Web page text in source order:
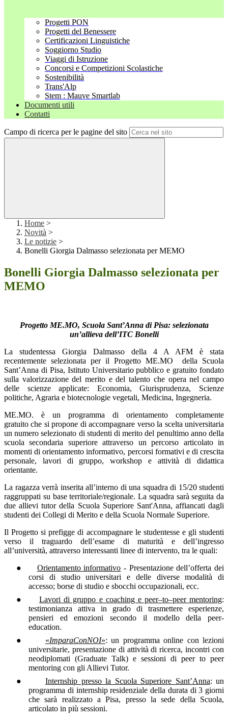
Progetti PON
Progetti del Benessere
Certificazioni Linguistiche
Soggiorno Studio
Viaggi di Istruzione
Concorsi e Competizioni Scolastiche
Sostenibilità
Trans'Alp
Stem : Mauve Smartlab
Documenti utili
Contatti
Campo di ricerca per le pagine del sito
Home >
Novità >
Le notizie >
Bonelli Giorgia Dalmasso selezionata per MEMO
Bonelli Giorgia Dalmasso selezionata per
MEMO
Progetto ME.MO, Scuola Sant’Anna di Pisa: selezionata
un’allieva dell’ITC Bonelli
La studentessa Giorgia Dalmasso della 4 A AFM è stata
recentemente selezionata per il Progetto ME.MO
della Scuola
Sant’Anna di Pisa, Istituto Universitario pubblico e gratuito fondato
sulla valorizzazione del merito e del talento che opera nel campo
delle scienze applicate: Economia, Giurisprudenza, Scienze
politiche, Agraria e biotecnologie vegetali, Medicina, Ingegneria.
ME.MO. è un programma di orientamento completamente
gratuito che si propone di accompagnare verso la scelta universitaria
un numero selezionato di studenti di merito del penultimo anno della
scuola secondaria superiore attraverso un percorso articolato in
momenti di orientamento informativo, percorsi formativi e di crescita
personale, lavori di gruppo, workshop e attività di didattica
orientante.
La ragazza verrà inserita all’interno di una squadra di 15/20 studenti
raggruppati su base territoriale/regionale. La squadra sarà seguita da
due allievi tutor della Scuola Superiore Sant'Anna, affiancati dagli
studenti dei Collegi di Merito e della Scuola Normale Superiore.
Il Progetto si prefigge di accompagnare le studentesse e gli studenti
verso il traguardo dell’esame di maturità e dell’ingresso
all’università, attraverso interessanti linee di intervento, tra le quali:
●
Orientamento informativo - Presentazione dell’offerta dei
corsi di studio universitari e delle diverse modalità di
accesso; borse di studio e sbocchi occupazionali, ecc.
●
Lavori di gruppo e coaching e peer–to–peer mentoring:
testimonianza attiva in grado di trasmettere esperienze,
pensieri ed emozioni secondo il modello della peer-
education.
●
«ImparaConNOI»: un programma online con lezioni
universitarie, presentazione di attività di ricerca, incontri con
neodiplomati (Graduate Talk) e sessioni di peer to peer
mentoring con gli Allievi Tutor.
●
Internship presso la Scuola Superiore Sant’Anna: un
programma di internship residenziale della durata di 3 giorni
che sarà realizzato a Pisa, presso la sede della Scuola,
articolato in più sessioni.